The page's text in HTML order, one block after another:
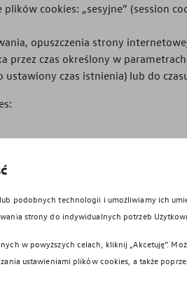
cookies: „sesyjne” (session
opuszczenia strony
czas określony w
czas istnienia) lub do
strony internetowej,
uwierzytelniania w ramach
Tych plików cookies nie
ale niektóre elementy strony
podobnych technologii i umożliwiamy ich
strony do indywidualnych potrzeb
w powyższych celach, kliknij „Akcetuję”.
ustawieniami plików cookies, a także